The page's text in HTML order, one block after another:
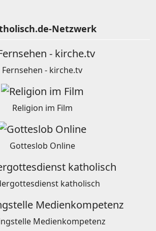
Netzwerk
Fernsehen - kirche.tv
Religion im Film
Gotteslob Online
katholisch
Medienkompetenz